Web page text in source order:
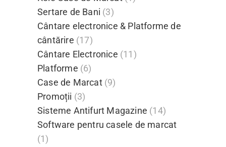
Sertare de Bani (3)
Cântare electronice & Platforme de
cântărire (17)
Cântare Electronice (11)
Platforme (6)
Case de Marcat (9)
Promoții (3)
Sisteme Antifurt Magazine (14)
Software pentru casele de marcat
(1)